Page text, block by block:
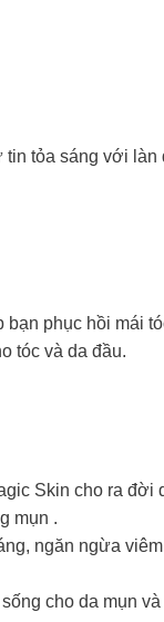
tỏa sáng với làn
phục hồi mái
tóc và da đầu.
Skin cho ra đời
mụn .
ngăn ngừa
cho da mụn